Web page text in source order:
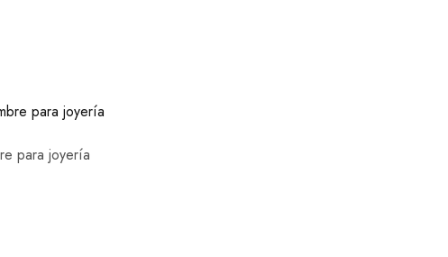
para joyería